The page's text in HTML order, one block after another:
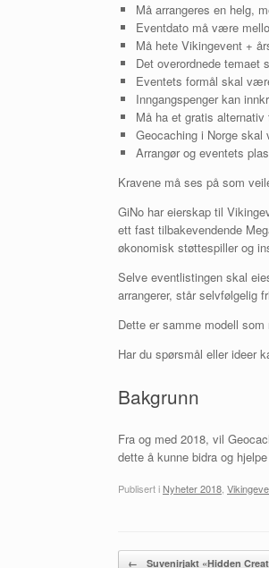
Må arrangeres en helg,
Eventdato må være
Må hete Vikingevent +
Det overordnede
Eventets formål skal
Inngangspenger kan
Må ha et gratis
Geocaching i Norge
Arrangør og eventets
Kravene må ses på som
GiNo har eierskap til
ett fast tilbakevendende
økonomisk støttespiller og
Selve eventlistingen skal
arrangerer, står selvfølgelig
Dette er samme modell
Har du spørsmål eller ideer
Bakgrunn
Fra og med 2018, vil
dette å kunne bidra og
Publisert i Nyheter 2018
Innleggsnavigasjon
← Suvenirjakt «Hidden